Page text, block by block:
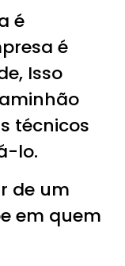
é
é
Isso
técnicos
lo.
de um
em quem